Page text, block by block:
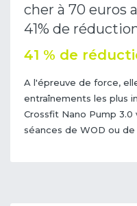
cher à 70 euros
41% de
41 % de
A l'épreuve de force,
entraînements les plus
Crossfit Nano Pump
séances de WOD ou de